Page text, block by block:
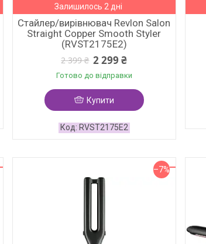
Залишилось 2 дні
Стайлер/вирівнювач Revlon Salon
Straight Copper Smooth Styler
(RVST2175E2)
2 399 ₴ 2 299 ₴
Готово до відправки
Купити
RVST2175E2
–7%